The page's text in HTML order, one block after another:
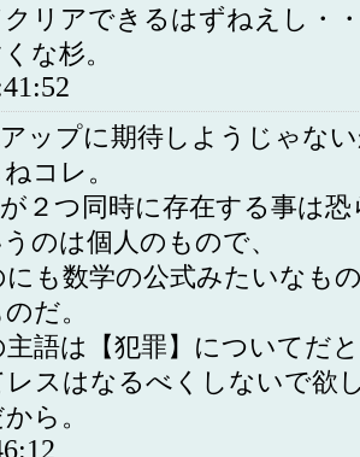
リアできるはずねえし・
な杉。
ップに期待しようじゃな
コレ。
２つ同時に存在する事は
のは個人のもので、
も数学の公式みたいなも
だ。
語は【犯罪】についてだ
スはなるべくしないで欲
ら。